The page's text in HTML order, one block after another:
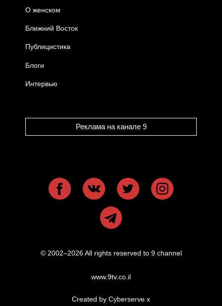
О женском
Ближний Восток
Публицистика
Блоги
Интервью
Реклама на канале 9
© 2002–2026 All rights reserved to 9 channel
www.9tv.co.il
Created by Cyberserve x